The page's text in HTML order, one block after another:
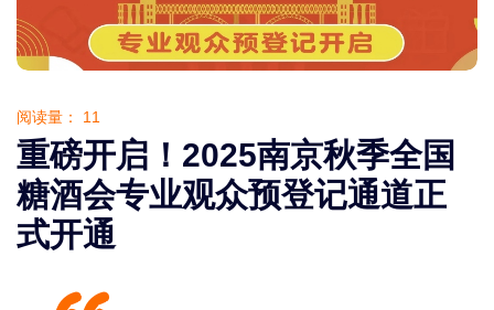
阅读量： 11
重磅开启！2025南京秋季全国
糖酒会专业观众预登记通道正
式开通